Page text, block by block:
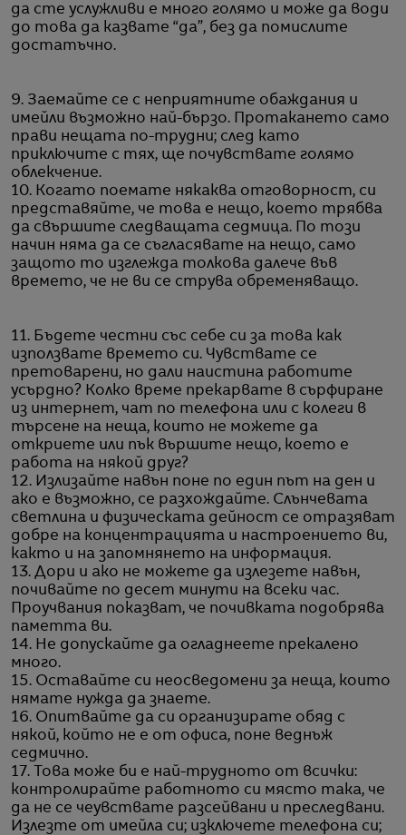
да сте услужливи е много голямо и може да води
до това да казвате “да”, без да помислите
достатъчно.
9. Заемайте се с неприятните обаждания и
имейли възможно най-бързо. Протакането само
прави нещата по-трудни; след като
приключите с тях, ще почувствате голямо
облекчение.
10. Когато поемате някаква отговорност, си
представяйте, че това е нещо, което трябва
да свършите следващата седмица. По този
начин няма да се съгласявате на нещо, само
защото то изглежда толкова далече във
времето, че не ви се струва обременяващо.
11. Бъдете честни със себе си за това как
използвате времето си. Чувствате се
претоварени, но дали наистина работите
усърдно? Колко време прекарвате в сърфиране
из интернет, чат по телефона или с колеги в
търсене на неща, които не можете да
откриете или пък вършите нещо, което е
работа на някой друг?
12. Излизайте навън поне по един път на ден и
ако е възможно, се разхождайте. Слънчевата
светлина и физическата дейност се отразяват
добре на концентрацията и настроението ви,
както и на запомнянето на информация.
13. Дори и ако не можете да излезете навън,
почивайте по десет минути на всеки час.
Проучвания показват, че почивката подобрява
паметта ви.
14. Не допускайте да огладнеете прекалено
много.
15. Оставайте си неосведомени за неща, които
нямате нужда да знаете.
16. Опитвайте да си организирате обяд с
някой, който не е от офиса, поне веднъж
седмично.
17. Това може би е най-трудното от всички:
контролирайте работното си място така, че
да не се чеувствате разсейвани и преследвани.
Излезте от имейла си; изключете телефона си;